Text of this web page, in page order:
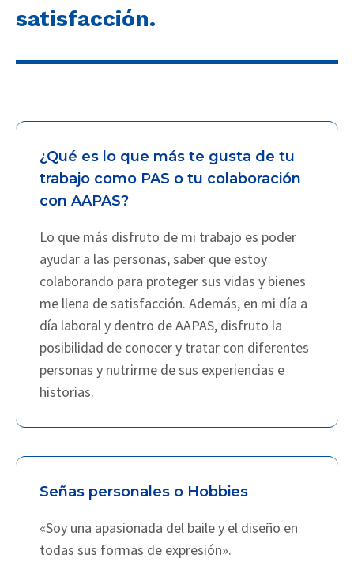
satisfacción.
¿Qué es lo que más te gusta de tu
trabajo como PAS o tu colaboración
con AAPAS?
Lo que más disfruto de mi trabajo es poder
ayudar a las personas, saber que estoy
colaborando para proteger sus vidas y bienes
me llena de satisfacción. Además, en mi día a
día laboral y dentro de AAPAS, disfruto la
posibilidad de conocer y tratar con diferentes
personas y nutrirme de sus experiencias e
historias.
Señas personales o Hobbies
«Soy una apasionada del baile y el diseño en
todas sus formas de expresión».